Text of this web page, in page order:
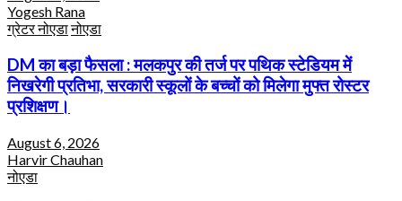
Yogesh Rana
ग्रेटर नोएडानोएडा
DM का बड़ा फैसला : मलकपुर की तर्ज पर पथिक स्टेडियम में
निखरेगी प्रतिभा, सरकारी स्कूलों के बच्चों को मिलेगा मुफ्त रोस्टर
प्रशिक्षण।
August 6, 2026
Harvir Chauhan
नोएडा